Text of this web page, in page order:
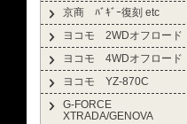
京商 ﾊﾞｷﾞｰ復刻 etc
ヨコモ 2WDオフロード
ヨコモ 4WDオフロード
ヨコモ YZ-870C
G-FORCE
XTRADA/GENOVA